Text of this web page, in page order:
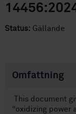
Status: Gällande
Omfattning
This document
“oxidizing power